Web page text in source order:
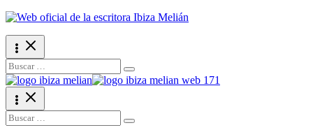
Ir
contenido
Search
for:
Search
for: